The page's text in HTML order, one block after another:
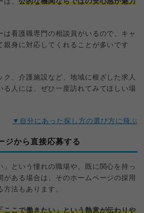
、 公的な機関ならではの安心感が魅力
は看護職専門の相談員がいるので、キャ
親身に対応してくれることが多いです
ク、介護施設など、地域に根ざした求人
る人には、ぜひ一度訪れてみてほしい場
▼自分にあった探し方の選び方に飛ぶ
ジから直接応募する
」という憧れの職場や、既に関心を持っ
がある場合は、そのホームページの採用
法もあります。
ここで働きたい」という熱意が伝わりや